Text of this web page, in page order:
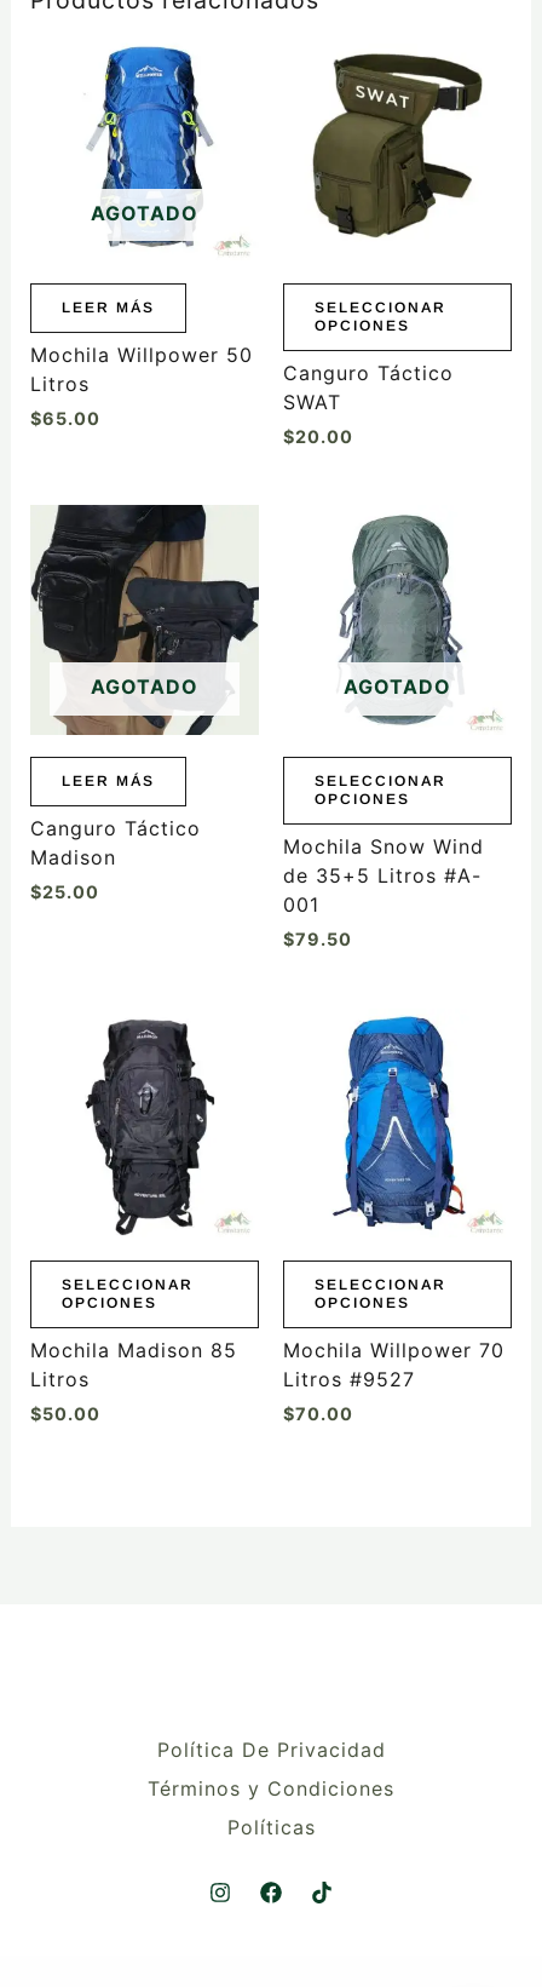
AGOTADO
LEER MÁS
Mochila Willpower 50
Litros
$65.00
SELECCIONAR
OPCIONES
producto
múltiples
variantes.
Las
opciones
elegir
la
página
producto
Canguro Táctico
SWAT
$20.00
AGOTADO
LEER MÁS
Canguro Táctico
Madison
$25.00
AGOTADO
SELECCIONAR
OPCIONES
producto
múltiples
variantes.
opciones
pueden
elegir
la
página
de
producto
Mochila Snow Wind
de 35+5 Litros #A-
001
$79.50
SELECCIONAR
OPCIONES
producto
múltiples
variantes.
opciones
elegir
la
página
producto
Mochila Madison 85
Litros
$50.00
SELECCIONAR
OPCIONES
producto
múltiples
variantes.
opciones
elegir
la
página
producto
Mochila Willpower 70
Litros #9527
$70.00
Política De Privacidad
Términos y Condiciones
Políticas